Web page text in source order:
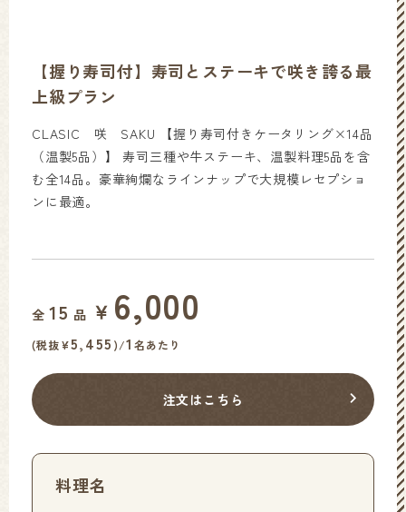
【握り寿司付】寿司とステーキで咲き誇る最
上級プラン
CLASIC 咲 SAKU 【握り寿司付きケータリング×14品
（温製5品）】 寿司三種や牛ステーキ、温製料理5品を含
む全14品。豪華絢爛なラインナップで大規模レセプショ
ンに最適。
全 15 品 ￥ 6,000
(税抜¥5,455 )/1 名あたり
注文はこちら
料理名